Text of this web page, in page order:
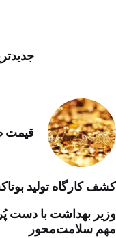
قیمت
کشف کارگاه تولید
وزیر بهداشت با دست
مهم سلامت‌محور